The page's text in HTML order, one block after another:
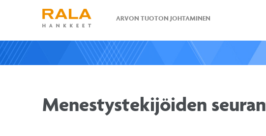
ARVON TUOTON JOHTAMINEN
Menestystekijöiden